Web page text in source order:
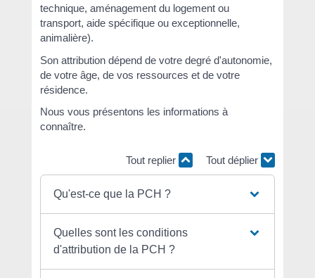
technique, aménagement du logement ou
transport, aide spécifique ou exceptionnelle,
animalière).
Son attribution dépend de votre degré d'autonomie,
de votre âge, de vos ressources et de votre
résidence.
Nous vous présentons les informations à
connaître.
Tout replier Tout déplier
Qu'est-ce que la PCH ?
Quelles sont les conditions
d'attribution de la PCH ?